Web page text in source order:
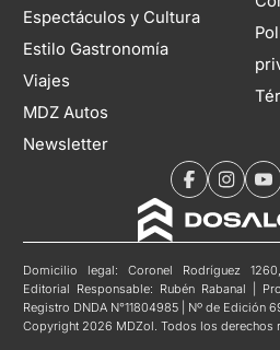
Espectáculos y Cultura
Estilo Gastronomía
Viajes
MDZ Autos
Newsletter
Domicilio legal: Coronel Rodríguez
Editorial Responsable: Rubén Rabanal |
Registro DNDA N°11804985 | Nº de Edición
Copyright 2026 MDZol. Todos los derechos